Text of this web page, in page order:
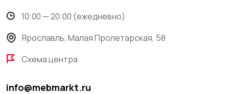
10:00 — 20:00 (ежедневно)
Ярославль, Малая Пролетарская, 58
Схема центра
info@mebmarkt.ru